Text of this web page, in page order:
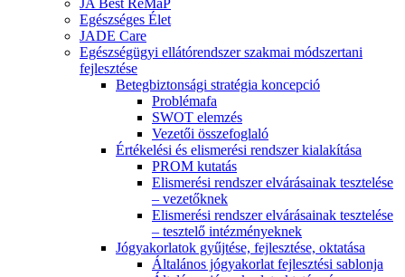
JA Best ReMaP
Egészséges Élet
JADE Care
Egészségügyi ellátórendszer szakmai módszertani
fejlesztése
Betegbiztonsági stratégia koncepció
Problémafa
SWOT elemzés
Vezetői összefoglaló
Értékelési és elismerési rendszer kialakítása
PROM kutatás
Elismerési rendszer elvárásainak tesztelése
– vezetőknek
Elismerési rendszer elvárásainak tesztelése
– tesztelő intézményeknek
Jógyakorlatok gyűjtése, fejlesztése, oktatása
Általános jógyakorlat fejlesztési sablonja